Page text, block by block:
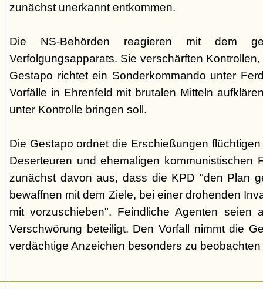
zunächst unerkannt entkommen.
Die NS-Behörden reagieren mit dem
Verfolgungsapparats. Sie verschärften
Gestapo richtet ein Sonderkommando unter
Vorfälle in Ehrenfeld mit brutalen Mitteln
unter Kontrolle bringen soll.
Die Gestapo ordnet die Erschießungen
Deserteuren und ehemaligen kommunistischen
zunächst davon aus, dass die KPD "den Plan
bewaffnen mit dem Ziele, bei einer drohenden
mit vorzuschieben". Feindliche Agenten seien
Verschwörung beteiligt. Den Vorfall nimmt die
verdächtige Anzeichen besonders zu